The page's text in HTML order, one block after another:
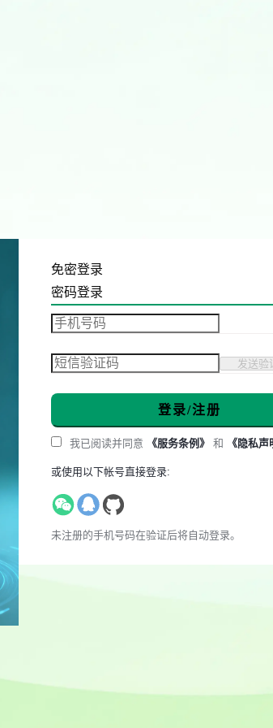
免密登录
密码登录
发送验
登录/注册
我已阅读并同意 《服务条例》 和 《隐私声
或使用以下帐号直接登录:
未注册的手机号码在验证后将自动登录。